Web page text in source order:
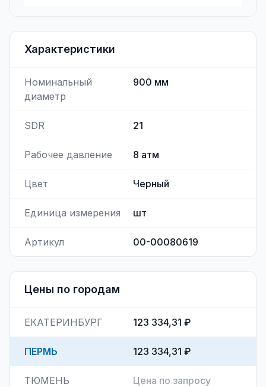
Характеристики
Номинальный
диаметр
900 мм
SDR 21
Рабочее давление 8 атм
Цвет Черный
Единица измерения шт
Артикул 00-00080619
Цены по городам
ЕКАТЕРИНБУРГ 123 334,31 ₽
ПЕРМЬ 123 334,31 ₽
ТЮМЕНЬ Цена по запросу